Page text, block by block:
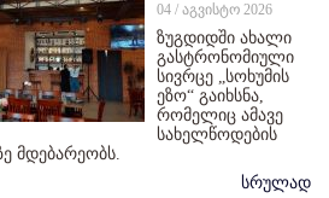
04 / აგვისტო 2026
ზუგდიდში ახალი
გასტრონომიული
სივრცე „სოხუმის
ეზო“ გაიხსნა,
რომელიც ამავე
სახელწოდების
მდებარეობს.
სრულად